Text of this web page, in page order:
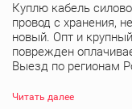
Куплю кабель
провод с хранения,
новый. Опт и
поврежден
Выезд по регионам
Читать далее